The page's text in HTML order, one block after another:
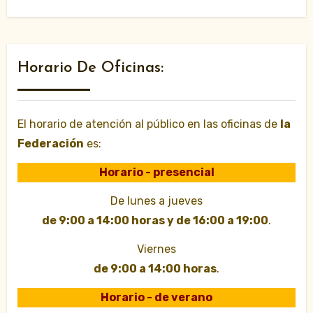
Horario De Oficinas:
El horario de atención al público en las oficinas de la
Federación es:
Horario - presencial
De lunes a jueves
de 9:00 a 14:00 horas y de 16:00 a 19:00.
Viernes
de 9:00 a 14:00 horas.
Horario - de verano